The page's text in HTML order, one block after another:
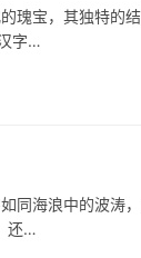
瑰宝，其独特的
字…
浪中的波涛，
还…